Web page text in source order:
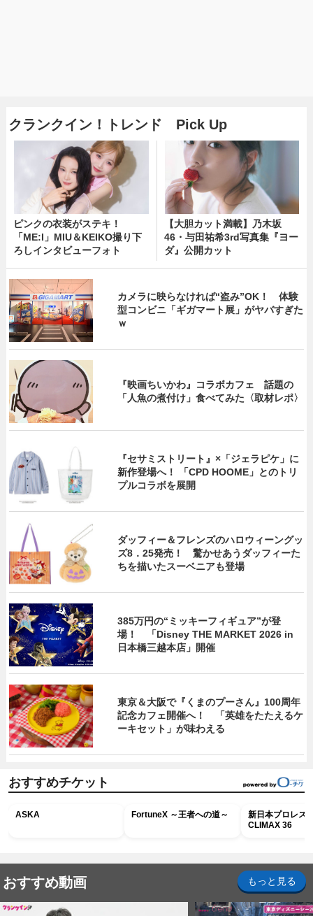
クランクイン！トレンド Pick Up
ピンクの衣装がステキ！
「ME:I」MIU＆KEIKO撮り下
ろしインタビューフォト
【大胆カット満載】乃木坂
46・与田祐希3rd写真集『ヨー
ダ』公開カット
カメラに映らなければ“盗み”OK！ 体験
型コンビニ「ギガマート展」がヤバすぎた
ｗ
『映画ちいかわ』コラボカフェ 話題の
「人魚の煮付け」食べてみた〈取材レポ〉
『セサミストリート』×「ジェラピケ」に
新作登場へ！ 「CPD HOOME」とのトリ
プルコラボを展開
ダッフィー＆フレンズのハロウィーングッ
ズ8．25発売！ 驚かせあうダッフィーた
ちを描いたスーベニアも登場
385万円の“ミッキーフィギュア”が登
場！ 「Disney THE MARKET 2026 in
日本橋三越本店」開催
東京＆大阪で『くまのプーさん』100周年
記念カフェ開催へ！ 「英雄をたたえるケ
ーキセット」が味わえる
おすすめチケット
ASKA FortuneX ～王者への道～
新日本プロレス
CLIMAX 36
おすすめ動画 もっと見る